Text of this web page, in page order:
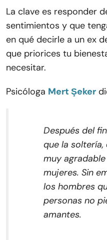
La clave es responder
sentimientos y que
en qué decirle a un ex
que priorices tu
necesitar.
Psicóloga Mert Şeker
Después del
que la soltería,
muy
mujeres. Sin
los hombres
personas no
amantes.